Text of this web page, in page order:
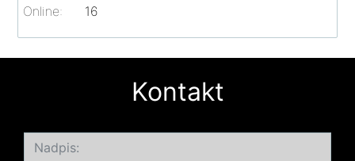
Online: 16
Kontakt